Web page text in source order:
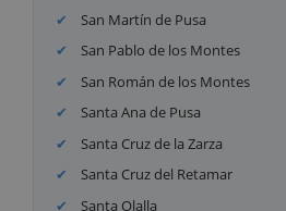
San Martín de Pusa
San Pablo de los Montes
San Román de los Montes
Santa Ana de Pusa
Santa Cruz de la Zarza
Santa Cruz del Retamar
Santa Olalla